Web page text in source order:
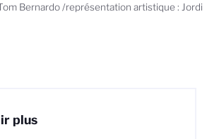
Bernardo /représentation artistique : Jordi
plus